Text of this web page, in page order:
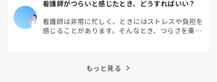
看護師がつらいと感じたとき、どうすればいい？
看護師は非常に忙しく、ときにはストレスや負担を
感じることがあります。そんなとき、つらさを乗り
もっと見る